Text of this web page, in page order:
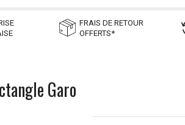
FRAIS DE RETOUR
OFFERTS*
Garo